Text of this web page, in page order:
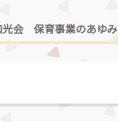
会 保育事業のあゆみ